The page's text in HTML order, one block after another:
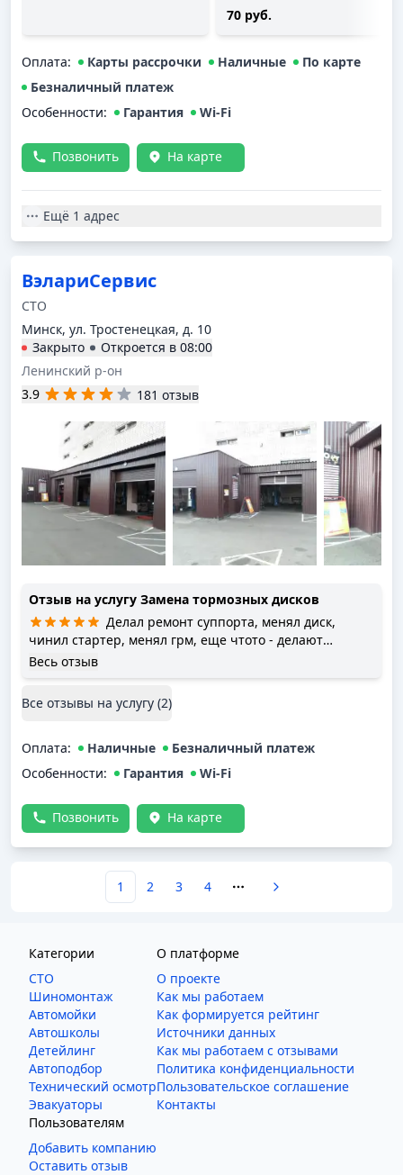
70 руб.
Оплата: Карты рассрочки Наличные
По карте
Безналичный платеж
Особенности:
Гарантия Wi-Fi
Позвонить На карте
Ещё 1 адрес
ВэлариСервис
СТО
Минск, ул. Тростенецкая, д. 10
Закрыто
Откроется в 08:00
Ленинский р-он
3.9
181 отзыв
Отзыв на услугу Замена тормозных дисков
Делал ремонт суппорта, менял диск,
чинил стартер, менял грм, еще чтото - делают
хорошо, ценник нормальный
Весь отзыв
Все отзывы на услугу (2)
Оплата: Наличные
Безналичный платеж
Особенности:
Гарантия Wi-Fi
Позвонить На карте
1 2 3 4 More pages
Категории
СТО
Шиномонтаж
Автомойки
Автошколы
Детейлинг
Автоподбор
Технический осмотр
Эвакуаторы
О платформе
О проекте
Как мы работаем
Как формируется рейтинг
Источники данных
Как мы работаем с отзывами
Политика конфиденциальности
Пользовательское соглашение
Контакты
Пользователям
Добавить компанию
Оставить отзыв